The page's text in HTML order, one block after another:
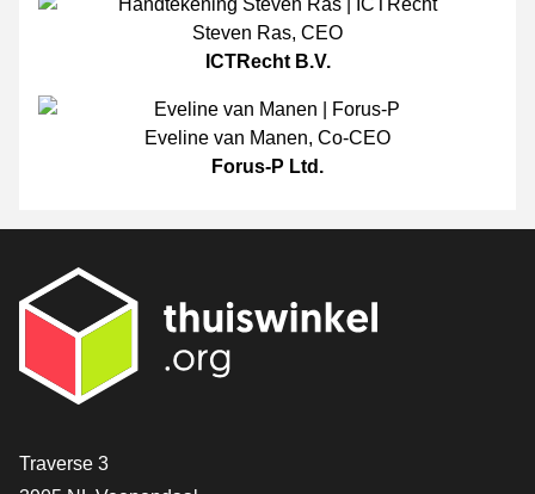
Steven Ras, CEO
ICTRecht B.V.
Eveline van Manen, Co-CEO
Forus-P Ltd.
[_General:Contact]
Traverse 3